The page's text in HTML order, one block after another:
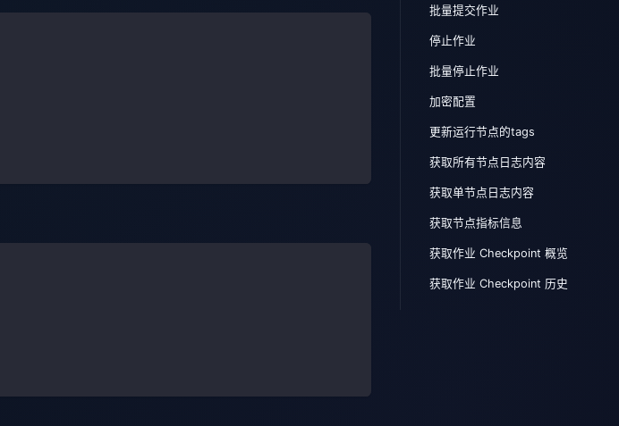
批量提交作业
停止作业
批量停止作业
加密配置
更新运行节点的tags
获取所有节点日志内容
获取单节点日志内容
获取节点指标信息
获取作业 Checkpoint 概览
获取作业 Checkpoint 历史